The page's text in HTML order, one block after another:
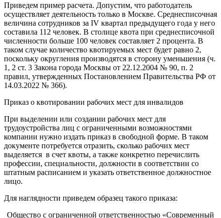
Приведем пример расчета. Допустим, что работодатель
осуществляет деятельность только в Москве. Среднесписочная
величина сотрудников за IV квартал предыдущего года у него
составила 112 человек. В столице квота при среднесписочной
численности больше 100 человек составляет 2 процента. В
таком случае количество квотируемых мест будет равно 2,
поскольку округления производятся в сторону уменьшения (ч.
1, 2 ст. 3 Закона города Москвы от 22.12.2004 № 90, п. 2
правил, утвержденных Постановлением Правительства РФ от
14.03.2022 № 366).
Приказ о квотировании рабочих мест для инвалидов
При выделении или создании рабочих мест для
трудоустройства лиц с ограниченными возможностями
компании нужно издать приказ в свободной форме. В таком
документе потребуется отразить, сколько рабочих мест
выделяется в счет квоты, а также конкретно перечислить
профессии, специальности, должности в соответствии со
штатным расписанием и указать ответственное должностное
лицо.
Для наглядности приведем образец такого приказа:
Общество с ограниченной ответственностью «Современный